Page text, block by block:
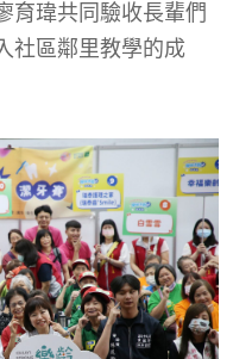
育瑋共同驗收長輩們
社區鄰里教學的成